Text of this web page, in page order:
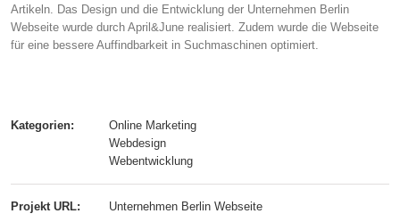
Artikeln. Das Design und die Entwicklung der Unternehmen Berlin
Webseite wurde durch April&June realisiert. Zudem wurde die Webseite
für eine bessere Auffindbarkeit in Suchmaschinen optimiert.
Kategorien:
Online Marketing
Webdesign
Webentwicklung
Projekt URL: Unternehmen Berlin Webseite